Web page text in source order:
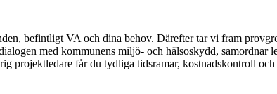
befintligt VA och dina behov. Därefter tar vi fram
med kommunens miljö- och hälsoskydd,
projektledare får du tydliga tidsramar, kostnadskontroll